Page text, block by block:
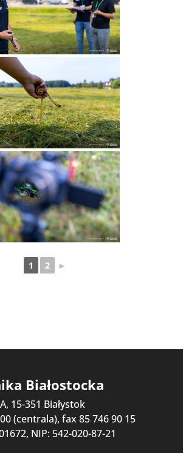
1 2 ►
Białostocka
15-351 Białystok
(centrala), fax 85 746 90 15
NIP: 542-020-87-21